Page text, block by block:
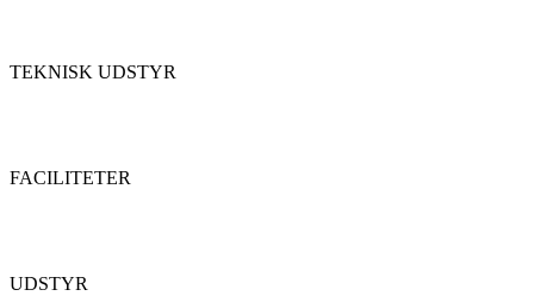
TEKNISK UDSTYR
FACILITETER
UDSTYR